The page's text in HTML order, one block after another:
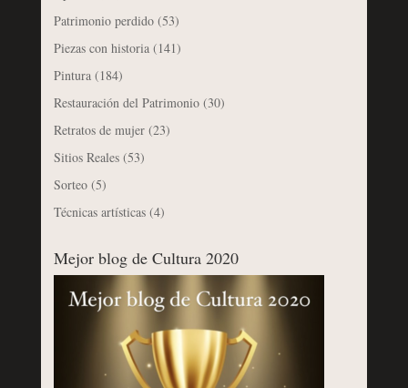
Patrimonio perdido(53)
Piezas con historia(141)
Pintura(184)
Restauración del Patrimonio(30)
Retratos de mujer(23)
Sitios Reales(53)
Sorteo(5)
Técnicas artísticas(4)
Mejor blog de Cultura 2020